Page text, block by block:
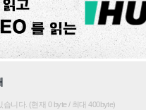
습니다. (현재 0 byte / 최대 400byte)